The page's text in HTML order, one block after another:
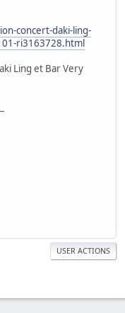
concert-daki-ling-
ri3163728.html
Ling et Bar Very
USER ACTIONS